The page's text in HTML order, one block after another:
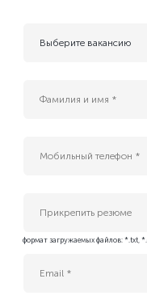
Выберите вакансию
Platform Tech Lead
Інженер платформи БД
ИТ-специалист службы
Прикрепить резюме
формат загружаемых файлов: *.txt,